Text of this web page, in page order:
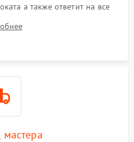
а также ответит на все